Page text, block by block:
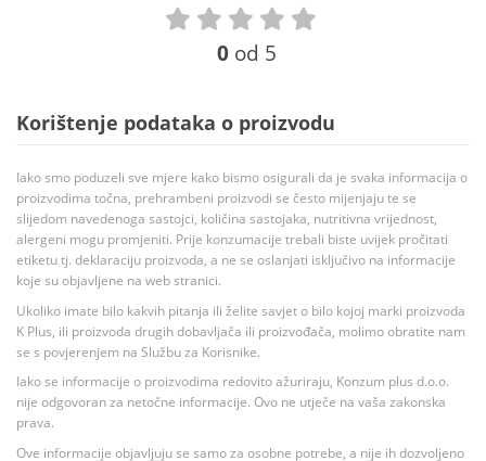
0 od 5
Korištenje podataka o proizvodu
Iako smo poduzeli sve mjere kako bismo osigurali da je svaka informacija o
proizvodima točna, prehrambeni proizvodi se često mijenjaju te se
slijedom navedenoga sastojci, količina sastojaka, nutritivna vrijednost,
alergeni mogu promjeniti. Prije konzumacije trebali biste uvijek pročitati
etiketu tj. deklaraciju proizvoda, a ne se oslanjati isključivo na informacije
koje su objavljene na web stranici.
Ukoliko imate bilo kakvih pitanja ili želite savjet o bilo kojoj marki proizvoda
K Plus, ili proizvoda drugih dobavljača ili proizvođača, molimo obratite nam
se s povjerenjem na Službu za Korisnike.
Iako se informacije o proizvodima redovito ažuriraju, Konzum plus d.o.o.
nije odgovoran za netočne informacije. Ovo ne utječe na vaša zakonska
prava.
Ove informacije objavljuju se samo za osobne potrebe, a nije ih dozvoljeno